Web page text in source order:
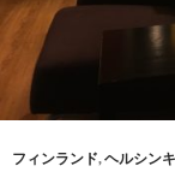
フィンランド,ヘルシンキ